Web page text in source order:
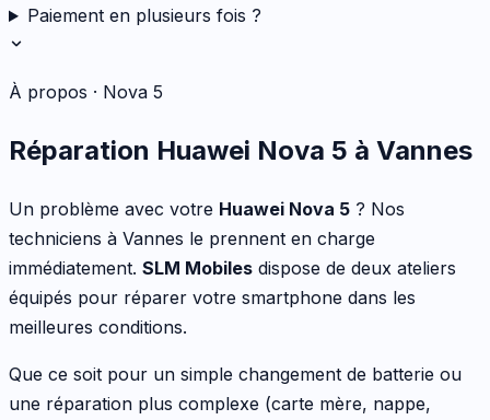
Paiement en plusieurs fois ?
À propos · Nova 5
Réparation Huawei Nova 5 à Vannes
Un problème avec votre Huawei Nova 5 ? Nos
techniciens à Vannes le prennent en charge
immédiatement. SLM Mobiles dispose de deux ateliers
équipés pour réparer votre smartphone dans les
meilleures conditions.
Que ce soit pour un simple changement de batterie ou
une réparation plus complexe (carte mère, nappe,